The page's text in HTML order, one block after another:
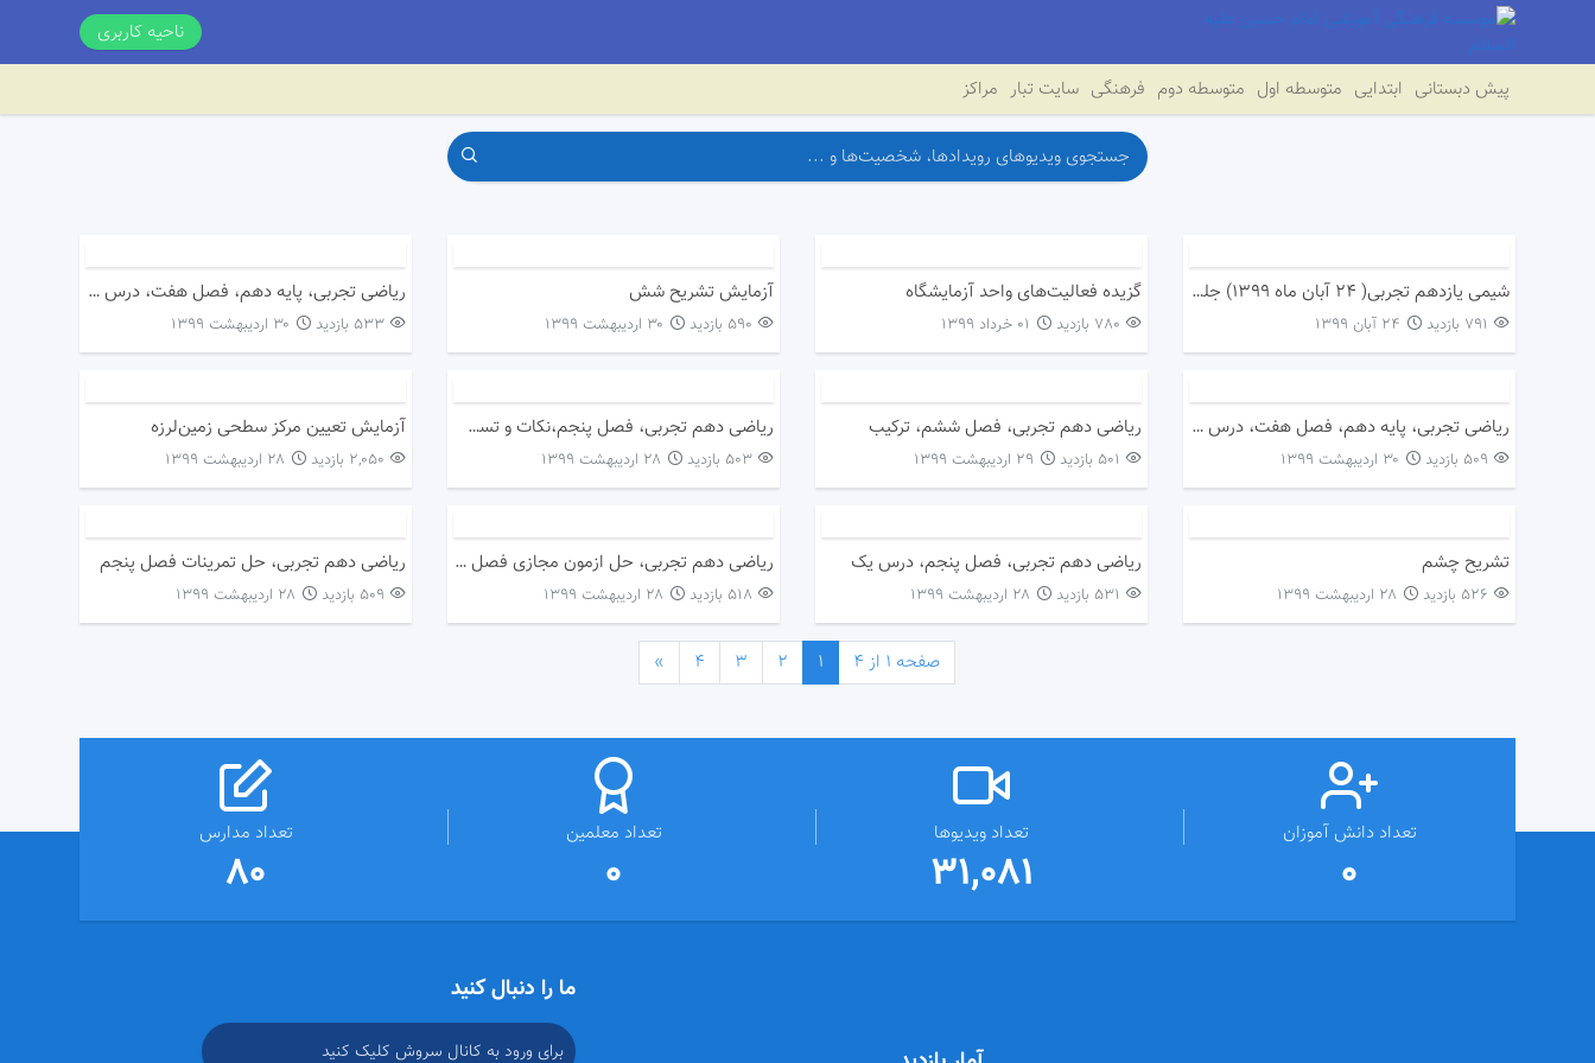
ناحیه کاربری
پیش دبستانی ابتدایی متوسطه اول متوسطه دوم فرهنگی سایت تبار مراکز
شیمی یازدهم تجربی( ۲۴ آبان ماه ۱۳۹۹) جلسه ۵ اساس استخوان بندی های هیدرو کربن هامدرس: خانم ملک کیانی
791 بازدید ۲۴ آبان ۱۳۹۹
گزیده فعالیت‌های واحد آزمایشگاه
780 بازدید ۰۱ خرداد ۱۳۹۹
آزمایش تشریح شش
590 بازدید ۳۰ اردیبهشت ۱۳۹۹
ریاضی تجربی، پایه دهم، فصل هفت، درس سوم
533 بازدید ۳۰ اردیبهشت ۱۳۹۹
ریاضی تجربی، پایه دهم، فصل هفت، درس دوم
509 بازدید ۳۰ اردیبهشت ۱۳۹۹
ریاضی دهم تجربی، فصل ششم، ترکیب
501 بازدید ۲۹ اردیبهشت ۱۳۹۹
ریاضی دهم تجربی، فصل پنجم،نکات و تست توابع
503 بازدید ۲۸ اردیبهشت ۱۳۹۹
آزمایش تعیین مرکز سطحی زمین‌لرزه
2,050 بازدید ۲۸ اردیبهشت ۱۳۹۹
تشریح چشم
526 بازدید ۲۸ اردیبهشت ۱۳۹۹
ریاضی دهم تجربی، فصل پنجم، درس یک
531 بازدید ۲۸ اردیبهشت ۱۳۹۹
ریاضی دهم تجربی، حل ازمون مجازی فصل پنجم
518 بازدید ۲۸ اردیبهشت ۱۳۹۹
ریاضی دهم تجربی، حل تمرینات فصل پنجم
509 بازدید ۲۸ اردیبهشت ۱۳۹۹
صفحه 1 از 4 1
2
3
4
»
تعداد دانش آموزان
0
تعداد ویدیوها
31,081
تعداد معلمین
0
تعداد مدارس
80
ما را دنبال کنید
برای ورود به کانال سروش کلیک کنید